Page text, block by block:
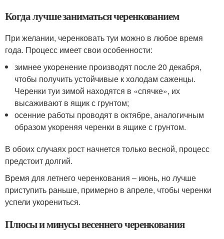
Когда лучше заниматься черенкованием
При желании, черенковать туи можно в любое время
года. Процесс имеет свои особенности:
зимнее укоренение производят после 20 декабря,
чтобы получить устойчивые к холодам саженцы.
Черенки туи зимой находятся в «спячке», их
высаживают в ящик с грунтом;
осенние работы проводят в октябре, аналогичным
образом укореняя черенки в ящике с грунтом.
В обоих случаях рост начнется только весной, процесс
предстоит долгий.
Время для летнего черенкования – июнь, но лучше
приступить раньше, примерно в апреле, чтобы черенки
успели укорениться.
Плюсы и минусы весеннего черенкования